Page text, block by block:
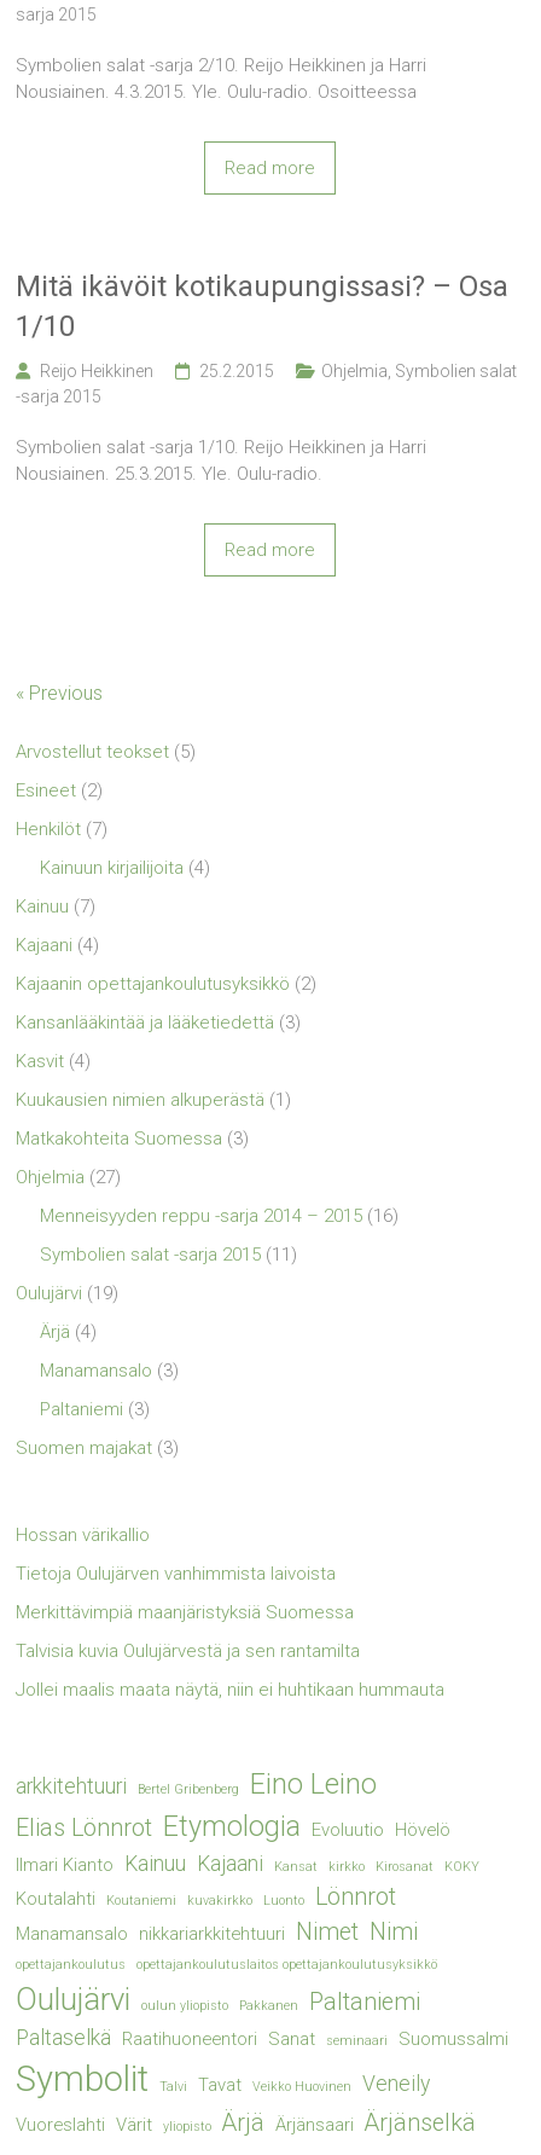
sarja 2015
Symbolien salat -sarja 2/10. Reijo Heikkinen ja Harri
Nousiainen. 4.3.2015. Yle. Oulu-radio. Osoitteessa
Read more
Mitä ikävöit kotikaupungissasi? – Osa
1/10
Reijo Heikkinen 25.2.2015 Ohjelmia Symbolien salat
-sarja 2015
Symbolien salat -sarja 1/10. Reijo Heikkinen ja Harri
Nousiainen. 25.3.2015. Yle. Oulu-radio.
Read more
« Previous
Arvostellut teokset (5)
Esineet (2)
Henkilöt (7)
Kainuun kirjailijoita (4)
Kainuu (7)
Kajaani (4)
Kajaanin opettajankoulutusyksikkö (2)
Kansanlääkintää ja lääketiedettä (3)
Kasvit (4)
Kuukausien nimien alkuperästä (1)
Matkakohteita Suomessa (3)
Ohjelmia (27)
Menneisyyden reppu -sarja 2014 – 2015 (16)
Symbolien salat -sarja 2015 (11)
Oulujärvi (19)
Ärjä (4)
Manamansalo (3)
Paltaniemi (3)
Suomen majakat (3)
Hossan värikallio
Tietoja Oulujärven vanhimmista laivoista
Merkittävimpiä maanjäristyksiä Suomessa
Talvisia kuvia Oulujärvestä ja sen rantamilta
Jollei maalis maata näytä, niin ei huhtikaan hummauta
arkkitehtuuri Bertel Gribenberg Eino Leino
Elias Lönnrot Etymologia Evoluutio
Hövelö
Ilmari Kianto
Kainuu Kajaani Kansat kirkko Kirosanat KOKY
Koutalahti Koutaniemi kuvakirkko Luonto Lönnrot
Manamansalo nikkariarkkitehtuuri Nimet Nimi
opettajankoulutus opettajankoulutuslaitos opettajankoulutusyksikkö
Oulujärvi oulun yliopisto Pakkanen Paltaniemi
Paltaselkä Raatihuoneentori Sanat seminaari Suomussalmi
Symbolit Talvi Tavat Veikko Huovinen Veneily
Vuoreslahti Värit yliopisto Ärjä Ärjänsaari Ärjänselkä